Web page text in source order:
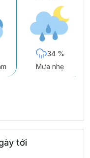
34 %
Mưa nhẹ
tới